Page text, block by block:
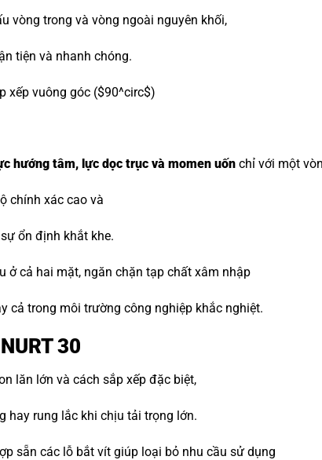
vòng trong và vòng ngoài nguyên khối,
tiện và nhanh chóng.
xếp vuông góc ($90^circ$)
hướng tâm, lực dọc trục và momen uốn chỉ với một
chính xác cao và
ổn định khắt khe.
ở cả hai mặt, ngăn chặn tạp chất xâm nhập
cả trong môi trường công nghiệp khắc nghiệt.
30
lăn lớn và cách sắp xếp đặc biệt,
hay rung lắc khi chịu tải trọng lớn.
sẵn các lỗ bắt vít giúp loại bỏ nhu cầu sử dụng